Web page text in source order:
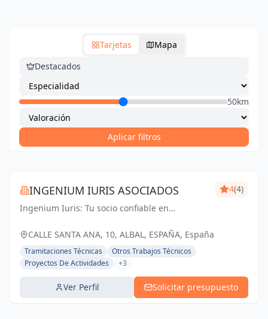
Tarjetas
Mapa
Destacados
50km
Aplicar filtros
INGENIUM IURIS ASOCIADOS
Ingenium Iuris: Tu socio confiable en
Soluciones profesionales para proyectos
4(4)
CALLE SANTA ANA, 10, ALBAL, ESPAÑA, España
Tramitaciones Técnicas
Otros Trabajos Técnicos
Proyectos De Actividades
+3
Ver Perfil Solicitar presupuesto